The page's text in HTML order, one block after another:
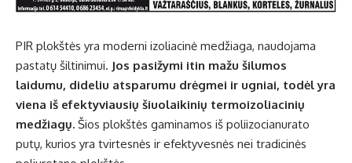
PIR plokštės yra moderni izoliacinė medžiaga, naudojama
pastatų šiltinimui. Jos pasižymi itin mažu šilumos
laidumu, dideliu atsparumu drėgmei ir ugniai, todėl yra
viena iš efektyviausių šiuolaikinių termoizoliacinių
medžiagų. Šios plokštės gaminamos iš poliizocianurato
putų, kurios yra tvirtesnės ir efektyvesnės nei tradicinės